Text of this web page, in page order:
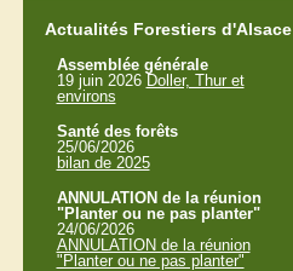
Actualités Forestiers d'Alsace
Assemblée générale
19 juin 2026 Doller, Thur et
environs
Santé des forêts
25/06/2026
bilan de 2025
ANNULATION de la réunion
"Planter ou ne pas planter"
24/06/2026
ANNULATION de la réunion
"Planter ou ne pas planter"